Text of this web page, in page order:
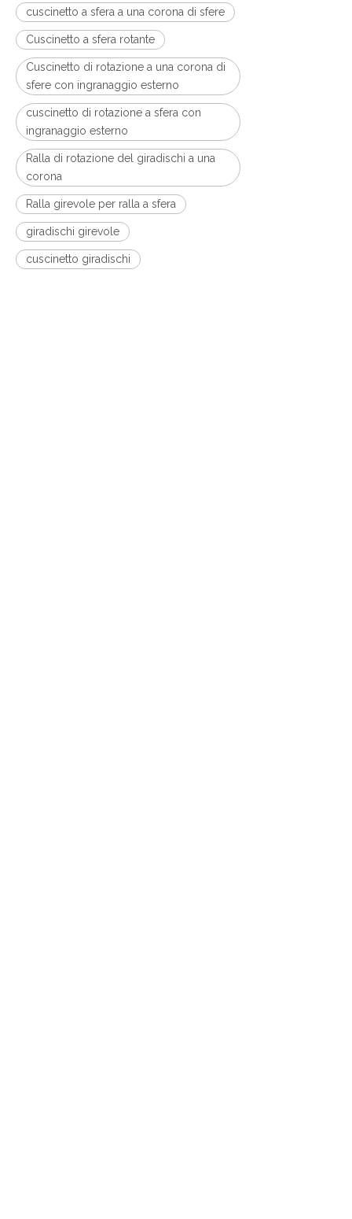
cuscinetto a sfera a una corona di sfere
Cuscinetto a sfera rotante
Cuscinetto di rotazione a una corona di
sfere con ingranaggio esterno
cuscinetto di rotazione a sfera con
ingranaggio esterno
Ralla di rotazione del giradischi a una
corona
Ralla girevole per ralla a sfera
giradischi girevole
cuscinetto giradischi